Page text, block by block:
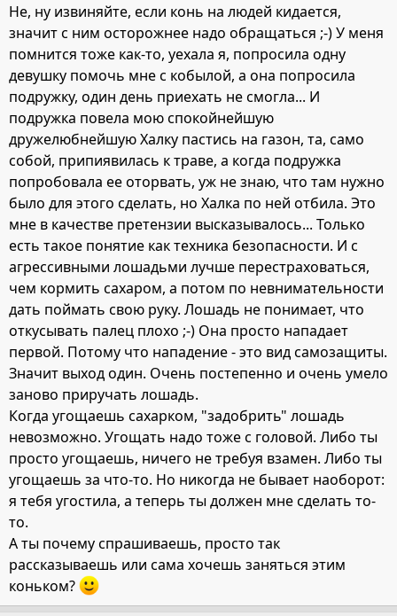
Не, ну извиняйте, если конь на людей кидается,
значит с ним осторожнее надо обращаться ;-) У меня
помнится тоже как-то, уехала я, попросила одну
девушку помочь мне с кобылой, а она попросила
подружку, один день приехать не смогла... И
подружка повела мою спокойнейшую
дружелюбнейшую Халку пастись на газон, та, само
собой, припиявилась к траве, а когда подружка
попробовала ее оторвать, уж не знаю, что там нужно
было для этого сделать, но Халка по ней отбила. Это
мне в качестве претензии высказывалось... Только
есть такое понятие как техника безопасности. И с
агрессивными лошадьми лучше перестраховаться,
чем кормить сахаром, а потом по невнимательности
дать поймать свою руку. Лошадь не понимает, что
откусывать палец плохо ;-) Она просто нападает
первой. Потому что нападение - это вид самозащиты.
Значит выход один. Очень постепенно и очень умело
заново приручать лошадь.
Когда угощаешь сахарком, "задобрить" лошадь
невозможно. Угощать надо тоже с головой. Либо ты
просто угощаешь, ничего не требуя взамен. Либо ты
угощаешь за что-то. Но никогда не бывает наоборот:
я тебя угостила, а теперь ты должен мне сделать то-
то.
А ты почему спрашиваешь, просто так
рассказываешь или сама хочешь заняться этим
коньком?